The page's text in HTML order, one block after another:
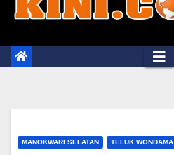
MANOKWARI SELATAN TELUK WONDAMA